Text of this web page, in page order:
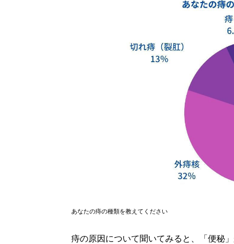
あなたの痔の種類を教えてください
痔の原因について聞いてみると、「便秘